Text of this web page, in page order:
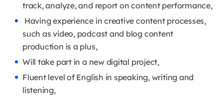
track, analyze, and report on content performance,
Having experience in creative content processes,
such as video, podcast and blog content
production is a plus,
Will take part in a new digital project,
Fluent level of English in speaking, writing and
listening,